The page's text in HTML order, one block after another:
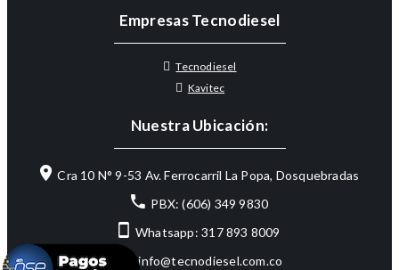
Empresas Tecnodiesel
Tecnodiesel
Kavitec
Nuestra Ubicación:
Cra 10 N° 9-53 Av. Ferrocarril La Popa, Dosquebradas
PBX: (606) 349 9830
Whatsapp: 317 893 8009
info@tecnodiesel.com.co